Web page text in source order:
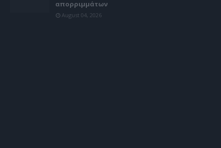
απορριμμάτων
August 04, 2026